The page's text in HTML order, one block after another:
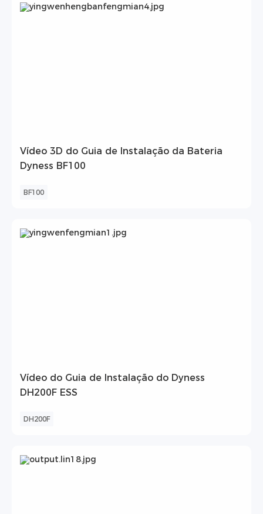
Vídeo 3D do Guia de Instalação da Bateria
Dyness BF100
BF100
Vídeo do Guia de Instalação do Dyness
DH200F ESS
DH200F